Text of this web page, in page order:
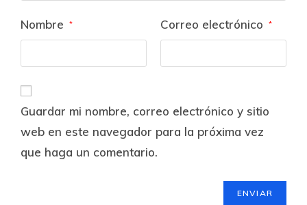
Nombre * Correo electrónico *
Guardar mi nombre, correo electrónico y sitio
web en este navegador para la próxima vez
que haga un comentario.